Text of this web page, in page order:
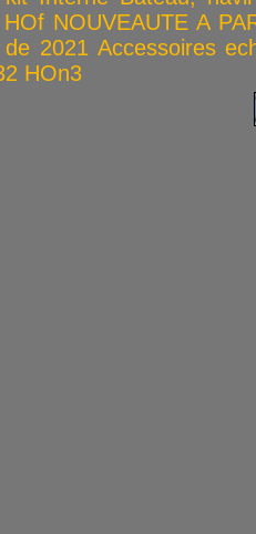
HOf NOUVEAUTE A
2021 Accessoires
HOn3